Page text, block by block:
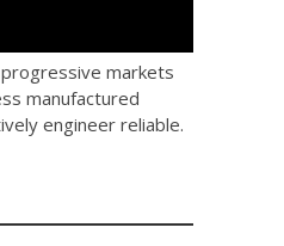
markets
manufactured
engineer reliable.